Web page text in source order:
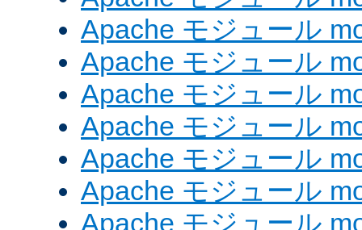
Apache モジュール
Apache モジュール
Apache モジュール
Apache モジュール
Apache モジュール
Apache モジュール
Apache モジュール